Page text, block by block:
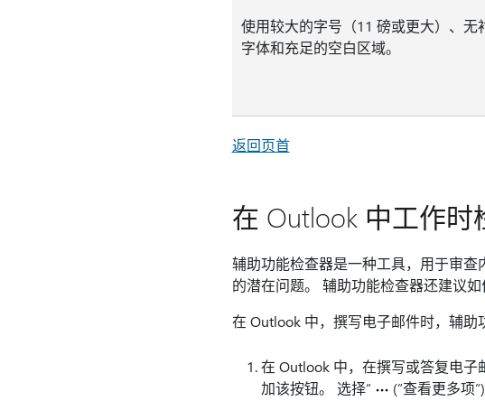
使用较大的字号（11 磅或更大）、无
字体和充足的空白区域。
返回页首
在 Outlook 中工作时
辅助功能检查器是一种工具，用于审
的潜在问题。 辅助功能检查器还建议如
在 Outlook 中，撰写电子邮件时，辅助
在 Outlook 中，在撰写或答复电子
加该按钮。 选择“
(”查看更多项